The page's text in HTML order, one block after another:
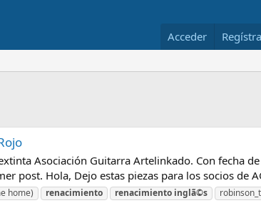
Acceder
Asociación Guitarra Artelinkado. Con fecha
post. Hola, Dejo estas piezas para los socios de
home) renacimiento renacimiento inglã©s